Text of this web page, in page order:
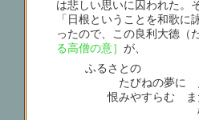
は悲しい思いに囚われた。
「日根ということを和歌に
ったので、この良利大徳（
る高僧の意］が、
ふるさとの
たびねの夢に 見
恨みやすらむ ま
橘良